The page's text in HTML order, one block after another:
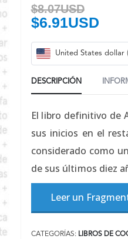
$8.07USD
$6.91USD
United States dollar
DESCRIPCIÓN
El libro definitivo de
sus inicios en el
considerado como
de sus últimos diez
Leer un
CATEGORÍAS: LIBROS DE